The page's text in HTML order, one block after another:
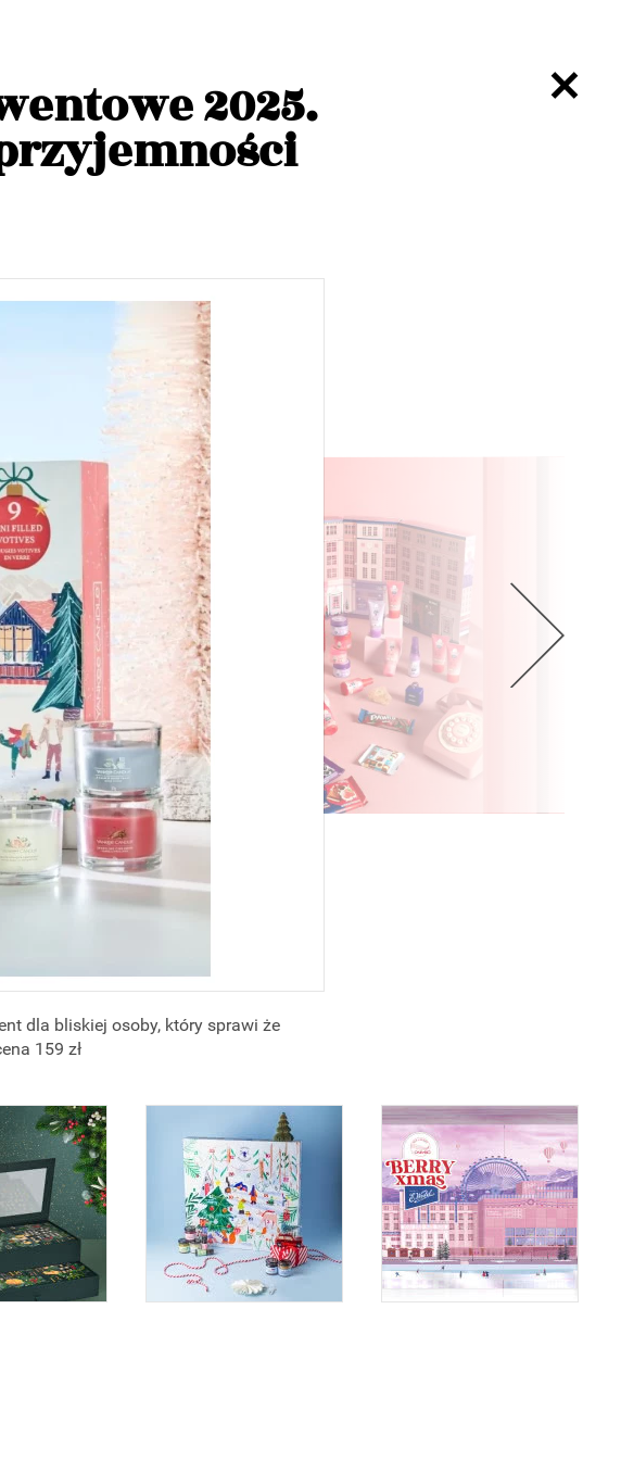
2025.
dla bliskiej osoby, który sprawi że
159 zł